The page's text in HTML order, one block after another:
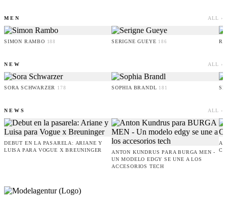
MEN ALL ›
SIMON RAMBO 188 SERIGNE GUEYE 186
NEW ALL ›
SORA SCHWARZER 178 SOPHIA BRANDL 181
NEWS ALL ›
DEBUT EN LA PASARELA: ARIANE Y
LUISA PARA VOGUE X BREUNINGER
ANTON KUNDRUS PARA BURGA MEN -
UN MODELO EDGY SE UNE A LOS
ACCESORIOS TECH